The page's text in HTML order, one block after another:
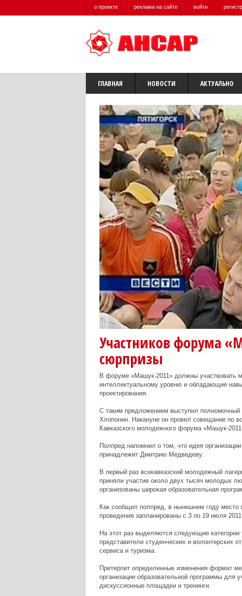
о проекте реклама на сайте войти
ГЛАВНАЯ НОВОСТИ АКТУАЛЬНО
Участников форума
сюрпризы
В форуме «Машук-2011» должны участвовать
интеллектуальному уровню и обладающие
проектирования.
С таким предложением выступил
Хлопонин. Накануне он провел совещание по
Кавказского молодежного форума «Машук-
Полпред напомнил о том, что идея
принадлежит Дмитрию Медведеву.
В первый раз всекавказский молодежный
приняли участие около двух тысяч молодых
организованы широкая образовательная
Как сообщил полпред, в нынешнем году место
проведения запланированы с 3 по 19 июля
На этот раз выделяются следующие
представители студенческих и волонтерских
сервиса и туризма.
Претерпит определенные изменения формат
организации образовательной программы для
дискуссионные площадки и тренинги.